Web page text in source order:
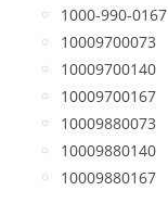
1000-990-0167
10009700073
10009700140
10009700167
10009880073
10009880140
10009880167